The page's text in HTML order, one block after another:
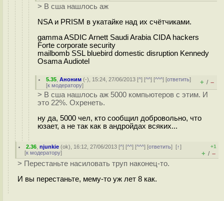
> В сша нашлось аж
NSA и PRISM в укатайке над их счётчиками.
gamma ASDIC Arnett Saudi Arabia CIDA hackers
Forte corporate security
mailbomb SSL bluebird domestic disruption Kennedy
Osama Audiotel
5.35 ,Аноним (-), 15:24, 27/06/2013 [^] [^^] [^^^] [ответить]
[к модератору] + / –
> В сша нашлось аж 5000 компьютеров с этим. И
это 22%. Охренеть.
ну да, 5000 чел, кто сообщил добровольно, что
юзает, а не так как в андройдах всяких...
2.36 ,njunkie (ok), 16:12, 27/06/2013 [^] [^^] [^^^] [ответить][↑]
[к модератору]
+1
+ / –
> Перестаньте насиловать труп наконец-то.
И вы перестаньте, мему-то уж лет 8 как.